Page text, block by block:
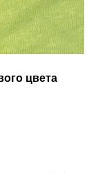
цвета